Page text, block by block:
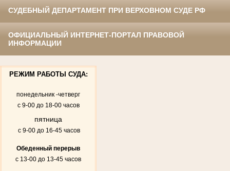
СУДЕБНЫЙ ДЕПАРТАМЕНТ ПРИ ВЕРХОВНОМ СУДЕ РФ
ОФИЦИАЛЬНЫЙ ИНТЕРНЕТ-ПОРТАЛ ПРАВОВОЙ
ИНФОРМАЦИИ
РЕЖИМ РАБОТЫ СУДА:
понедельник -четверг
с 9-00 до 18-00 часов
пятница
с 9-00 до 16-45 часов
Обеденный перерыв
с 13-00 до 13-45 часов